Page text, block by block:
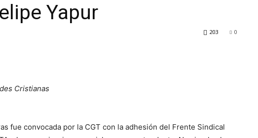
Yapur
0
203
Cristianas
fue convocada por la CGT con la adhesión del Frente Sindical